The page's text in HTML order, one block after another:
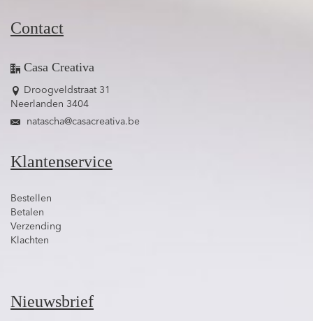
Contact
Casa Creativa
Droogveldstraat 31
Neerlanden 3404
natascha@casacreativa.be
Klantenservice
Bestellen
Betalen
Verzending
Klachten
Nieuwsbrief